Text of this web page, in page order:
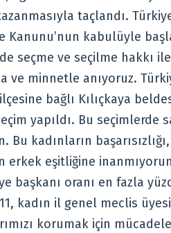
taçlandı.
Kanunu’nun kabulüyle
seçme ve seçilme hakkı
ve minnetle anıyoruz.
bağlı Kılıçkaya
yapıldı. Bu seçimlerde
kadınların
erkek eşitliğine
başkanı oranı en fazla
kadın il genel meclis
korumak için